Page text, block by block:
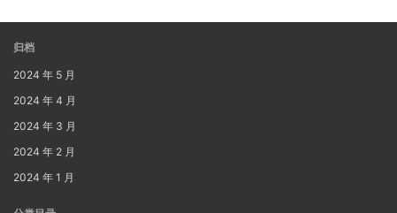
归档
2024 年 5 月
2024 年 4 月
2024 年 3 月
2024 年 2 月
2024 年 1 月